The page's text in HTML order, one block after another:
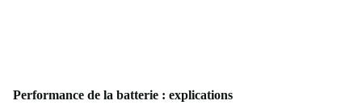
Performance de la batterie : explications